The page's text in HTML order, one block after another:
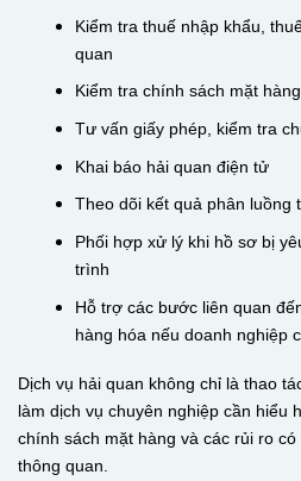
Kiểm tra thuế nhập khẩu,
quan
Kiểm tra chính sách mặt hàng
Tư vấn giấy phép, kiểm tra
Khai báo hải quan điện tử
Theo dõi kết quả phân luồng
Phối hợp xử lý khi hồ sơ bị
trình
Hỗ trợ các bước liên quan
hàng hóa nếu doanh nghiệp
Dịch vụ hải quan không chỉ là thao
làm dịch vụ chuyên nghiệp cần hiểu
chính sách mặt hàng và các rủi ro
thông quan.